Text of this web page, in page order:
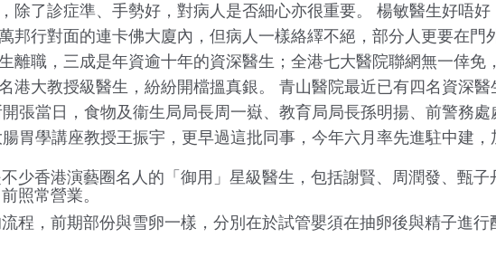
除了診症準、手勢好，對病人是否細心亦很重要。 楊敏醫生好唔
邦行對面的連卡佛大廈內，但病人一樣絡繹不絕，部分人更要在門
離職，三成是年資逾十年的資深醫生；全港七大醫院聯網無一倖免
港大教授級醫生，紛紛開檔搵真銀。 青山醫院最近已有四名資深
張當日，食物及衞生局局長周一嶽、教育局局長孫明揚、前警務
胃學講座教授王振宇，更早過這批同事，今年六月率先進駐中建，
少香港演藝圈名人的「御用」星級醫生，包括謝賢、周潤發、甄
照常營業。
程，前期部份與雪卵一樣，分別在於試管嬰須在抽卵後與精子進